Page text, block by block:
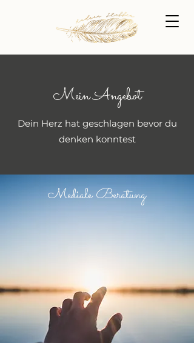
Mein Angebot
Dein Herz hat geschlagen bevor du
denken konntest
Mediale Beratung